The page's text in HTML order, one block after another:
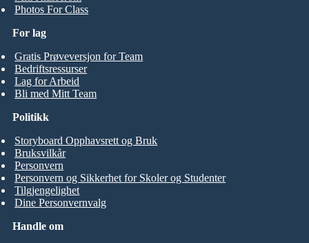
Photos For Class
For lag
Gratis Prøveversjon for Team
Bedriftsressurser
Lag for Arbeid
Bli med Mitt Team
Handle om
Politikk
Storyboard Opphavsrett og Bruk
Bruksvilkår
Personvern
Personvern og Sikkerhet for Skoler og Studenter
Tilgjengelighet
Dine Personvernvalg